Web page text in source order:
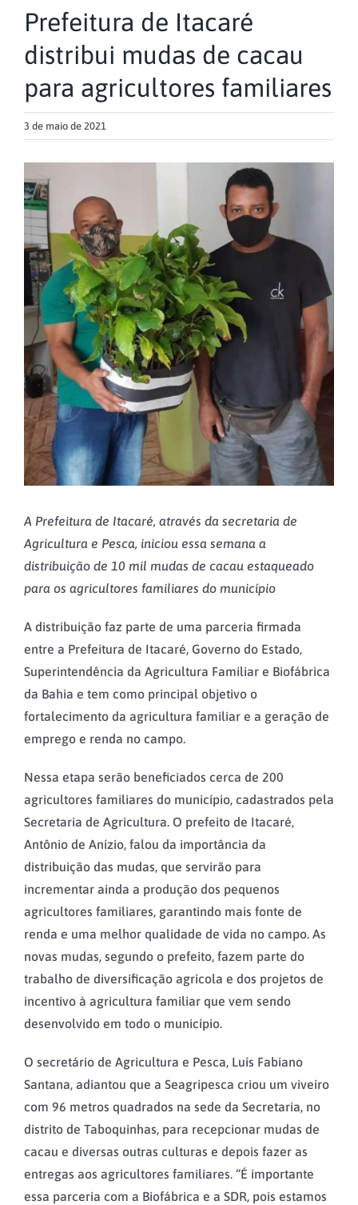
Prefeitura de Itacaré
distribui mudas de cacau
para agricultores familiares
3 de maio de 2021
Larger
Image
A Prefeitura de Itacaré, através da secretaria de
Agricultura e Pesca, iniciou essa semana a
distribuição de 10 mil mudas de cacau estaqueado
para os agricultores familiares do município
A distribuição faz parte de uma parceria firmada
entre a Prefeitura de Itacaré, Governo do Estado,
Superintendência da Agricultura Familiar e Biofábrica
da Bahia e tem como principal objetivo o
fortalecimento da agricultura familiar e a geração de
emprego e renda no campo.
Nessa etapa serão beneficiados cerca de 200
agricultores familiares do município, cadastrados pela
Secretaria de Agricultura. O prefeito de Itacaré,
Antônio de Anízio, falou da importância da
distribuição das mudas, que servirão para
incrementar ainda a produção dos pequenos
agricultores familiares, garantindo mais fonte de
renda e uma melhor qualidade de vida no campo. As
novas mudas, segundo o prefeito, fazem parte do
trabalho de diversificação agrícola e dos projetos de
incentivo à agricultura familiar que vem sendo
desenvolvido em todo o município.
O secretário de Agricultura e Pesca, Luís Fabiano
Santana, adiantou que a Seagripesca criou um viveiro
com 96 metros quadrados na sede da Secretaria, no
distrito de Taboquinhas, para recepcionar mudas de
cacau e diversas outras culturas e depois fazer as
entregas aos agricultores familiares. “É importante
essa parceria com a Biofábrica e a SDR, pois estamos